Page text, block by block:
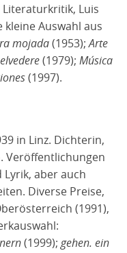
Literaturkritik, Luis
kleine Auswahl aus
mojada(1953);Arte
(1979); Música
(1997).
in Linz. Dichterin,
Veröffentlichungen
Lyrik, aber auch
Diverse Preise,
(1991),
(1999); gehen. ein